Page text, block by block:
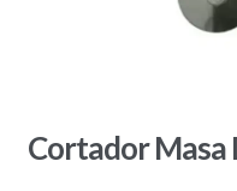
Cortador Masa